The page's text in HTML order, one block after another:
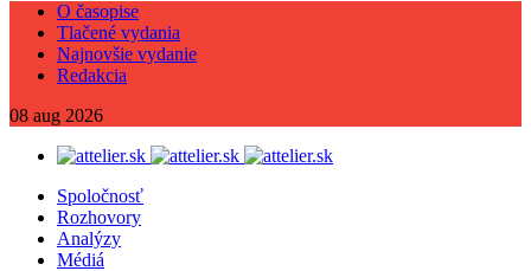
O časopise
Tlačené vydania
Najnovšie vydanie
Redakcia
08 aug 2026
Spoločnosť
Rozhovory
Analýzy
Médiá